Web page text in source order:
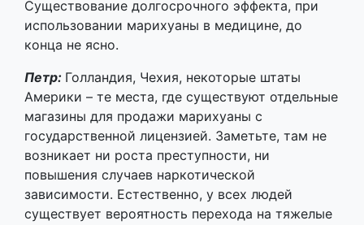
магазины для продажи марихуаны с
государственной лицензией. Заметьте, там не
возникает ни роста преступности, ни
повышения случаев наркотической
зависимости. Естественно, у всех людей
существует вероятность перехода на тяжелые
наркотики – это не исключено. Но давайте
сравним с хроническим алкоголизмом.
Спросите у алкоголика, с чего он начинал, и он
вам ответит, что с более легких напитков –
пива, потом вино, затем водка и самогон. Все